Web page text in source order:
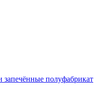
полуфабрикат